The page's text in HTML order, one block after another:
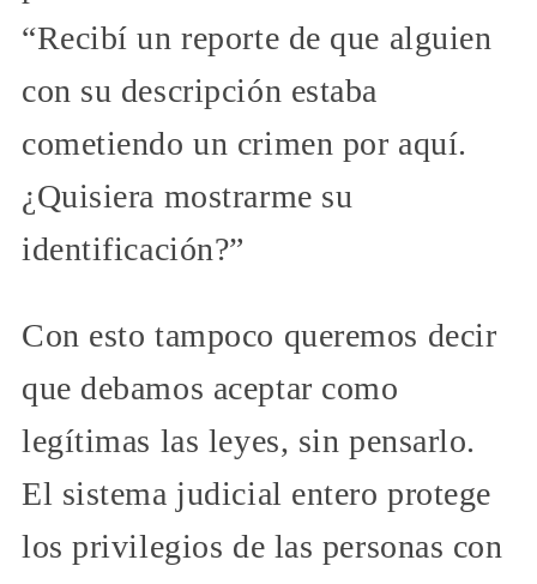
“Recibí un reporte de que alguien
con su descripción estaba
cometiendo un crimen por aquí.
¿Quisiera mostrarme su
identificación?”
Con esto tampoco queremos decir
que debamos aceptar como
legítimas las leyes, sin pensarlo.
El sistema judicial entero protege
los privilegios de las personas con